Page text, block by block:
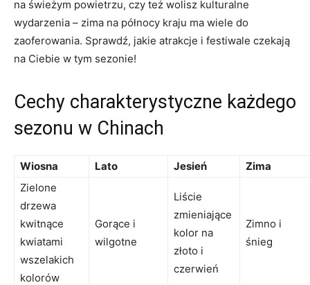
na świeżym powietrzu, czy też‍ wolisz kulturalne
wydarzenia – zima na północy kraju ma wiele do‌
zaoferowania. Sprawdź, jakie atrakcje‍ i festiwale czekają⁣
na Ciebie w⁣ tym sezonie!
Cechy ⁣charakterystyczne⁤ każdego
sezonu w Chinach
Wiosna Lato Jesień
Zima
Zielone
drzewa
kwitnące
kwiatami
wszelakich⁢
kolorów
Gorące i
wilgotne
Liście
zmieniające
kolor na
złoto i ​
czerwień
Zimno i
śnieg